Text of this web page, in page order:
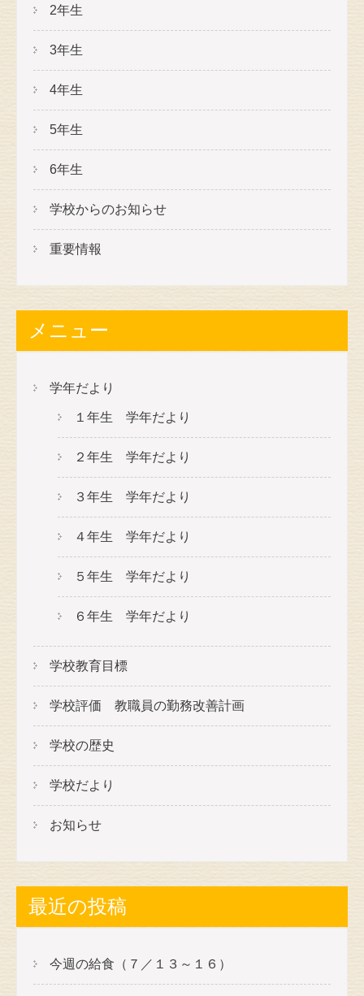
2年生
3年生
4年生
5年生
6年生
学校からのお知らせ
重要情報
メニュー
学年だより
１年生 学年だより
２年生 学年だより
３年生 学年だより
４年生 学年だより
５年生 学年だより
６年生 学年だより
学校教育目標
学校評価 教職員の勤務改善計画
学校の歴史
学校だより
お知らせ
最近の投稿
今週の給食（７／１３～１６）